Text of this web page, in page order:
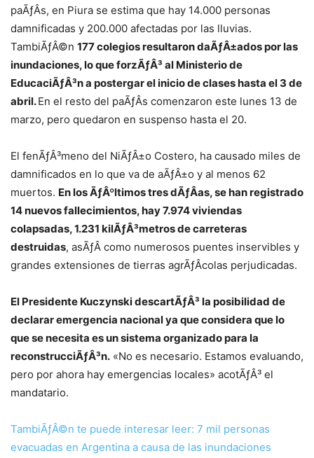
paÃƒÂ­s, en Piura se estima que hay 14.000 personas
damnificadas y 200.000 afectadas por las lluvias.
TambiÃƒÂ©n 177 colegios resultaron daÃƒÂ±ados por las
inundaciones, lo que forzÃƒÂ³ al Ministerio de
EducaciÃƒÂ³n a postergar el inicio de clases hasta el 3 de
abril.En el resto del paÃƒÂ­s comenzaron este lunes 13 de
marzo, pero quedaron en suspenso hasta el 20.
El fenÃƒÂ³meno del NiÃƒÂ±o Costero, ha causado miles de
damnificados en lo que va de aÃƒÂ±o y al menos 62
muertos. En los ÃƒÂºltimos tres dÃƒÂ­as, se han registrado
14 nuevos fallecimientos, hay 7.974 viviendas
colapsadas, 1.231 kilÃƒÂ³metros de carreteras
destruidas, asÃƒÂ­ como numerosos puentes inservibles y
grandes extensiones de tierras agrÃƒÂ­colas perjudicadas.
El Presidente Kuczynski descartÃƒÂ³ la posibilidad de
declarar emergencia nacional ya que considera quelo
que se necesita es un sistema organizado para la
reconstrucciÃƒÂ³n. «No es necesario. Estamos evaluando,
pero por ahora hay emergencias locales» acotÃƒÂ³ el
mandatario.
TambiÃƒÂ©n te puede interesar leer: 7 mil personas
evacuadas en Argentina a causa de las inundaciones